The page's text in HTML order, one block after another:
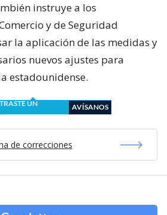
instruye a los
y de Seguridad
la aplicación de las medidas y
nuevos ajustes para
estadounidense.
UN
AVÍSANOS
de correcciones